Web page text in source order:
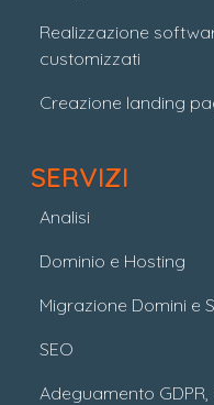
Realizzazione
customizzati
Creazione landing
SERVIZI
Analisi
Dominio e Hosting
Migrazione Domini e
SEO
Adeguamento